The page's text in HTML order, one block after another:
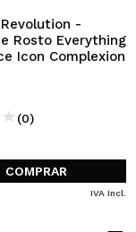
das suas
anteriores.
-
Rosto Everything
Icon Complexion
(0)
COMPRAR
IVA Incl.